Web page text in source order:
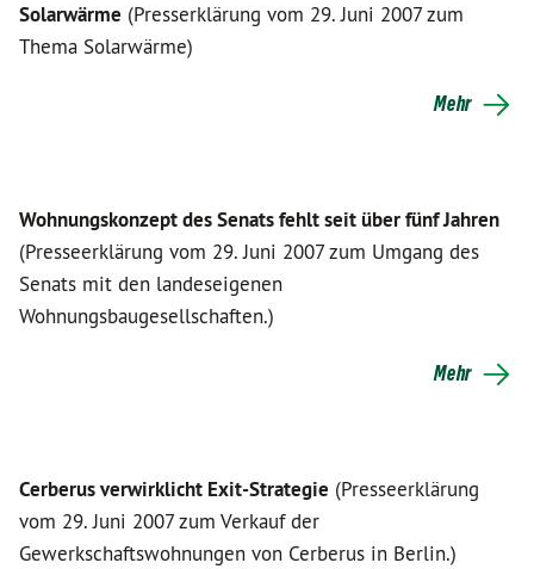
Solarwärme (Presserklärung vom 29. Juni 2007 zum
Thema Solarwärme)
Mehr
Wohnungskonzept des Senats fehlt seit über fünf Jahren
(Presseerklärung vom 29. Juni 2007 zum Umgang des
Senats mit den landeseigenen
Wohnungsbaugesellschaften.)
Mehr
Cerberus verwirklicht Exit-Strategie (Presseerklärung
vom 29. Juni 2007 zum Verkauf der
Gewerkschaftswohnungen von Cerberus in Berlin.)